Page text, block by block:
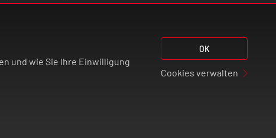
und wie Sie Ihre Einwilligung
OK
Cookies verwalten